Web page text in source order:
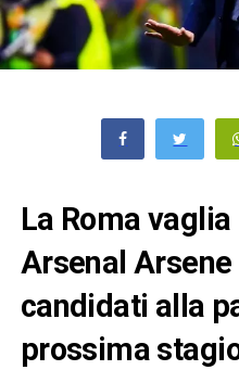
La Roma
Arsenal
candidati alla
prossima